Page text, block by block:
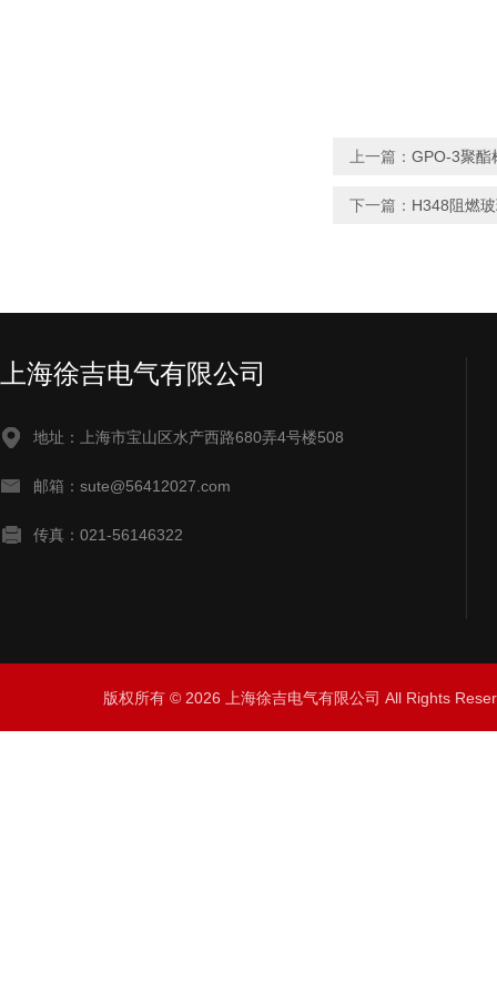
上一篇： GPO-3聚酯
下一篇： H348阻燃
上海徐吉电气有限公司
地址：上海市宝山区水产西路680弄4号楼508
邮箱：sute@56412027.com
传真：021-56146322
版权所有 © 2026 上海徐吉电气有限公司 All Rights